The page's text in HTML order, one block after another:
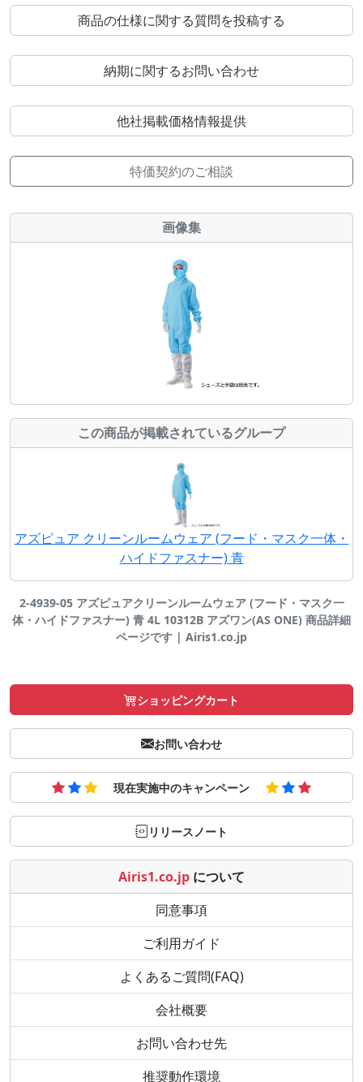
商品の仕様に関する質問を投稿する
納期に関するお問い合わせ
他社掲載価格情報提供
特価契約のご相談
画像集
この商品が掲載されているグループ
アズピュア クリーンルームウェア (フード・マスク一体・
ハイドファスナー) 青
2-4939-05 アズピュアクリーンルームウェア (フード・マスク一
体・ハイドファスナー) 青 4L 10312B アズワン(AS ONE) 商品詳細
ページです | Airis1.co.jp
ショッピングカート
お問い合わせ
現在実施中のキャンペーン
リリースノート
Airis1.co.jp について
同意事項
ご利用ガイド
よくあるご質問(FAQ)
会社概要
お問い合わせ先
推奨動作環境